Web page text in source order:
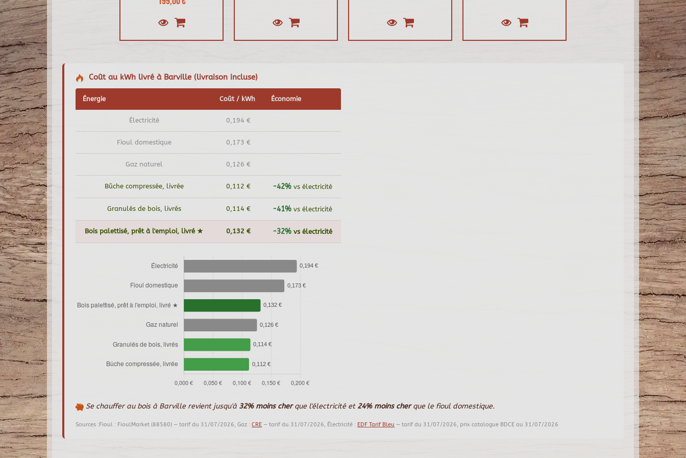
Coût au kWh livré à Barville (livraison incluse)
Énergie Coût / kWh Économie
Électricité 0,194 €
Fioul domestique 0,173 €
Gaz naturel 0,126 €
Bûche compressée, livrée 0,112 € -42% vs électricité
Granulés de bois, livrés 0,114 € -41% vs électricité
Bois palettisé, prêt à l'emploi, livré ★ 0,132 € -32% vs électricité
Se chauffer au bois à Barville revient jusqu'à 32% moins cherque l'électricité et 24% moins cherque le fioul domestique.
Sources :Fioul : FioulMarket (88580) — tarif du 31/07/2026, Gaz : CRE — tarif du 31/07/2026, Électricité : EDF Tarif Bleu — tarif du 31/07/2026, prix catalogue BDCE au 31/07/2026